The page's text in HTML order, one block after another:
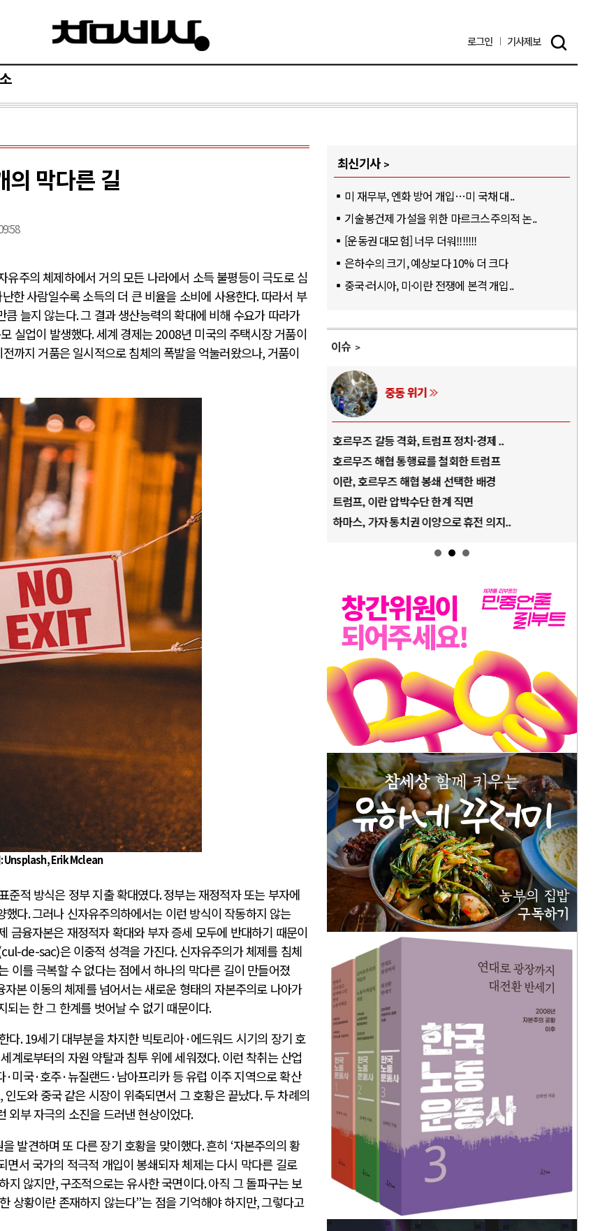
로그인 기사제보
의 막다른 길
유주의 체제하에서 거의 모든 나라에서 소득 불평등이 극도로 심
한 사람일수록 소득의 더 큰 비율을 소비에 사용한다.따라서 부
큼 늘지 않는다.그 결과 생산능력의 확대에 비해 수요가 따라가
실업이 발생했다.세계 경제는2008년 미국의 주택시장 거품이
까지 거품은 일시적으로 침체의 폭발을 억눌러왔으나,거품이
: Unsplash, Erik Mclean
준적 방식은 정부 지출 확대였다.정부는 재정적자 또는 부자에
했다.그러나 신자유주의하에서는 이런 방식이 작동하지 않는
금융자본은 재정적자 확대와 부자 증세 모두에 반대하기 때문이
de-sac)은 이중적 성격을 가진다.신자유주의가 체제를 침체
이를 극복할 수 없다는 점에서 하나의 막다른 길이 만들어졌
자본 이동의 체제를 넘어서는 새로운 형태의 자본주의로 나아가
되는 한 그 한계를 벗어날 수 없기 때문이다.
다. 19세기 대부분을 차지한 빅토리아·에드워드 시기의 장기 호
계로부터의 자원 약탈과 침투 위에 세워졌다.이런 착취는 산업
·미국·호주·뉴질랜드·남아프리카 등 유럽 이주 지역으로 확산
, 인도와 중국 같은 시장이 위축되면서 그 호황은 끝났다.두 차례의
외부 자극의 소진을 드러낸 현상이었다.
발견하며 또 다른 장기 호황을 맞이했다.흔히 ‘자본주의의 황
면서 국가의 적극적 개입이 봉쇄되자 체제는 다시 막다른 길로
지 않지만,구조적으로는 유사한 국면이다.아직 그 돌파구는 보
상황이란 존재하지 않는다”는 점을 기억해야 하지만,그렇다고
최신기사
미 재무부, 엔화 방어 개입…미 국채 대..
기술봉건제 가설을 위한 마르크스주의적 논..
[운동권 대모험] 너무 더워!!!!!!!
은하수의 크기, 예상보다 10% 더 크다
중국·러시아, 미·이란 전쟁에 본격 개입..
이슈
..
호르무즈 갈등 격화, 트럼프 정치·경제 ..
호르무즈 해협 통행료를 철회한 트럼프
이란, 호르무즈 해협 봉쇄 선택한 배경
트럼프, 이란 압박수단 한계 직면
하마스, 가자 통치권 이양으로 휴전 의지..
AI와 인간
중국 AI, 저가 공세로 글로벌 토큰 시..
AI 국부펀드 구상 놓고 미국 진보진영 ..
AI 데이터센터 반대 투쟁은 새로운 글로..
AI의 숨은 환경 비용: 데이터센터 확산..
AI는 어떻게 미국 민주주의를 잠식하고 ..